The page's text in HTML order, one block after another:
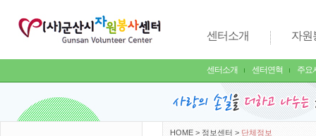
센터소개
센터소개 센터연혁 주요
자원
HOME > 정보센터 > 단체정보